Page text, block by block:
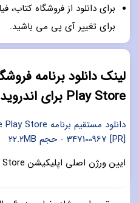
برای دانلود از فروشگاه کتاب،
برای تغییر آی پی می باشید.
Play Store برای اندروید
[PR] 347100967 - حجم 22.2MB
ایین ورژن اصلی اپلیکیشن Google Play Store است.